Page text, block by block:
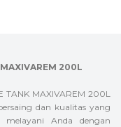
200L
TANK MAXIVAREM 200L
dan kualitas yang
Anda dengan